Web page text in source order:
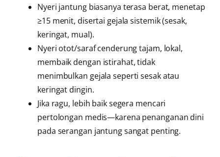
Nyeri jantung biasanya terasa berat, menetap
≥15 menit, disertai gejala sistemik (sesak,
keringat, mual).
Nyeri otot/saraf cenderung tajam, lokal,
membaik dengan istirahat, tidak
menimbulkan gejala seperti sesak atau
keringat dingin.
Jika ragu, lebih baik segera mencari
pertolongan medis—karena penanganan dini
pada serangan jantung sangat penting.